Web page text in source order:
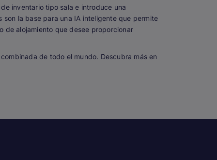
inventario tipo sala e introduce una
la base para una IA inteligente que permite
de alojamiento que desee proporcionar
de todo el mundo. Descubra más en